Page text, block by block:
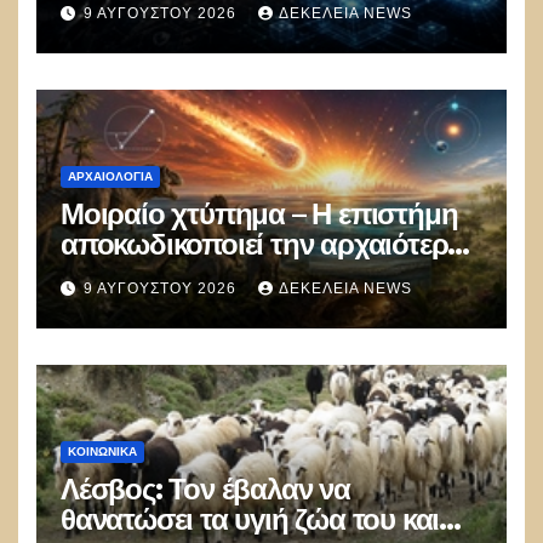
νομίσματα εκτός δολαρίου για το
εμπόριο
9 ΑΥΓΟΎΣΤΟΥ 2026 ΔΕΚΈΛΕΙΑ NEWS
ΑΡΧΑΙΟΛΟΓΊΑ
Μοιραίο χτύπημα – Η επιστήμη
αποκωδικοποιεί την αρχαιότερη
μαζική δολοφονία στην Ιστορία
9 ΑΥΓΟΎΣΤΟΥ 2026 ΔΕΚΈΛΕΙΑ NEWS
ΚΟΙΝΩΝΙΚΑ
Λέσβος: Τον έβαλαν να
θανατώσει τα υγιή ζώα του και